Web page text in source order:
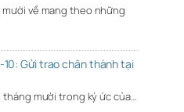
về mang theo những
Gửi trao chân thành tại
tháng mười trong ký ức của…